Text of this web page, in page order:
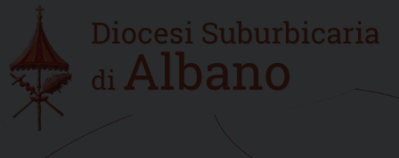
content
Home
new